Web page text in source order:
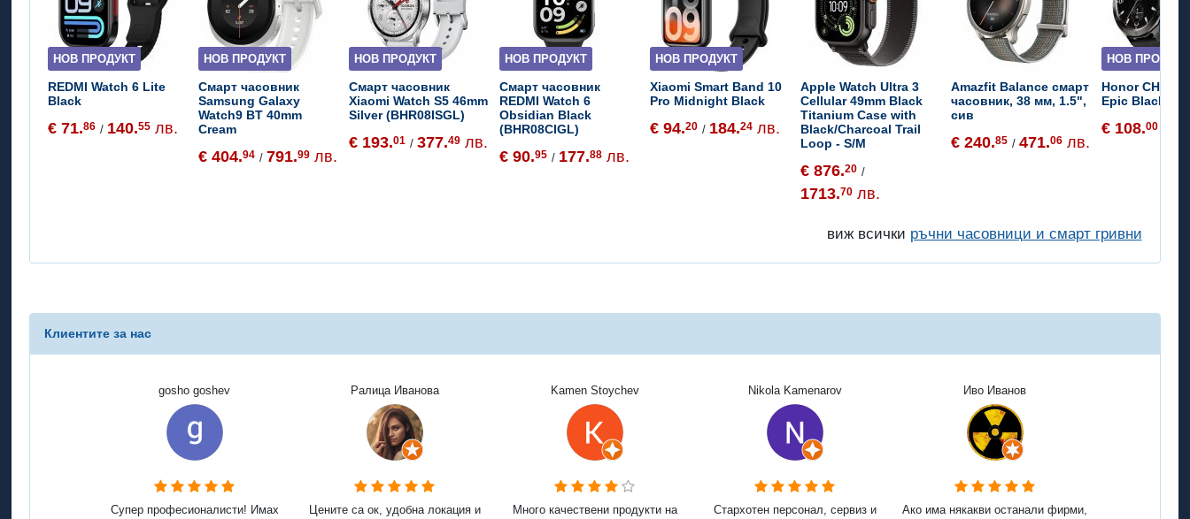
НОВ ПРОДУКТ
REDMI Watch 6 Lite
Black
€ 71.86 / 140.55 лв.
НОВ ПРОДУКТ
Смарт часовник
Samsung Galaxy
Watch9 BT 40mm
Cream
€ 404.94 / 791.99 лв.
НОВ ПРОДУКТ
Смарт часовник
Xiaomi Watch S5 46mm
Silver (BHR08ISGL)
€ 193.01 /377.49 лв.
НОВ ПРОДУКТ
Смарт часовник
REDMI Watch 6
Obsidian Black
(BHR08CIGL)
€ 90.95 / 177.88 лв.
НОВ ПРОДУКТ
Xiaomi Smart Band 10
Pro Midnight Black
€ 94.20 / 184.24 лв.
Apple Watch Ultra 3
Cellular 49mm Black
Titanium Case with
Black/Charcoal Trail
Loop - S/M
€ 876.20 /
1713.70 лв.
Amazfit Balance смарт
часовник, 38 мм, 1.5",
сив
€ 240.85 /471.06 лв.
НОВ ПРОДУКТ
Honor
Epic Black
€ 108.00
виж всички ръчни часовници и смарт гривни
Клиентите за нас
gosho goshev
Супер професионалисти! Имах
Ралица Иванова
Цените са ок, удобна локация и
Kamen Stoychev
Много качествени продукти на
Nikola Kamenarov
Стархотен персонал, сервиз и
Иво Иванов
Ако има някакви останали фирми,